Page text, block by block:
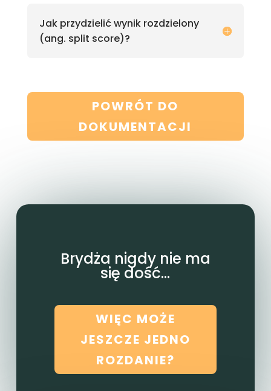
Jak przydzielić wynik rozdzielony
(ang. split score)?
POWRÓT DO
DOKUMENTACJI
Brydża nigdy nie ma
się dość...
WIĘC MOŻE
JESZCZE JEDNO
ROZDANIE?